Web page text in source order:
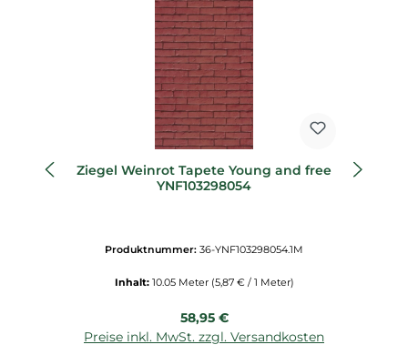
Ziegel Weinrot Tapete Young and free
YNF103298054
Produktnummer: 36-YNF103298054.1M
Inhalt: 10.05 Meter (5,87 € / 1 Meter)
Regulärer Preis:
58,95 €
Preise inkl. MwSt. zzgl. Versandkosten